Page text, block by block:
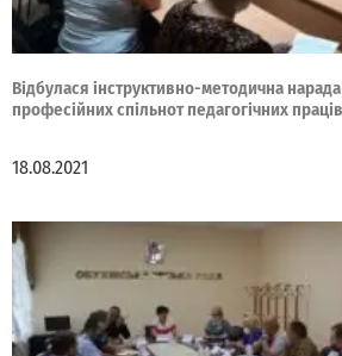
Відбулася інструктивно-методична
професійних спільнот педагогічних
18.08.2021